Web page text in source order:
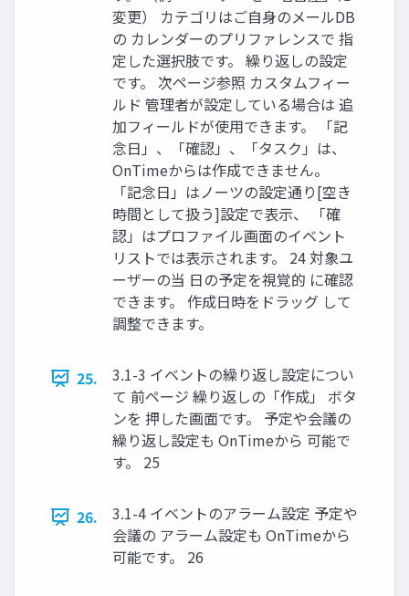
変更） カテゴリはご自身のメールDB
の カレンダーのプリファレンスで 指
定した選択肢です。 繰り返しの設定
です。 次ページ参照 カスタムフィー
ルド 管理者が設定している場合は 追
加フィールドが使用できます。 「記
念日」、「確認」、「タスク」は、
OnTimeからは作成できません。
「記念日」はノーツの設定通り[空き
時間として扱う]設定で表示、 「確
認」はプロファイル画面のイベント
リストでは表示されます。 24 対象ユ
ーザーの当 日の予定を視覚的 に確認
できます。 作成日時をドラッグ して
調整できます。
25.
3.1-3 イベントの繰り返し設定につい
て 前ページ 繰り返しの「作成」 ボタ
ンを 押した画面です。 予定や会議の
繰り返し設定も OnTimeから 可能で
す。 25
26.
3.1-4 イベントのアラーム設定 予定や
会議の アラーム設定も OnTimeから
可能です。 26